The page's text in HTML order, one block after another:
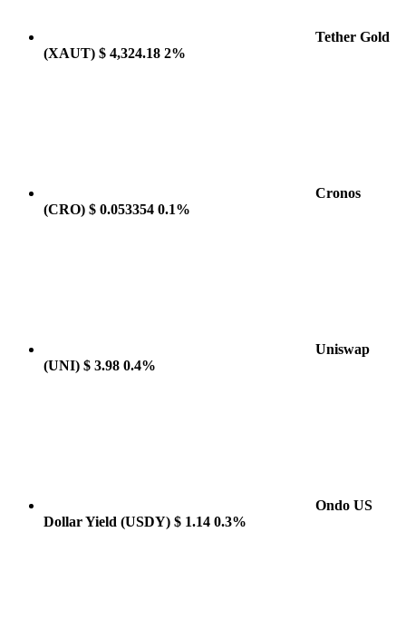
Tether Gold
(XAUT) $ 4,324.18 2%
Cronos
(CRO) $ 0.053354 0.1%
Uniswap
(UNI) $ 3.98 0.4%
Ondo US
Dollar Yield (USDY) $ 1.14 0.3%